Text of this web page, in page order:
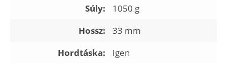
Súly:
1050 g
Hossz:
33 mm
Hordtáska:
Igen